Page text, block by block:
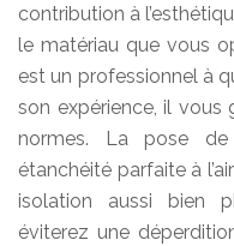
contribution à
le matériau que vous
est un professionnel à
son expérience, il vous
normes. La pose
étanchéité parfaite à
isolation aussi bien
éviterez une